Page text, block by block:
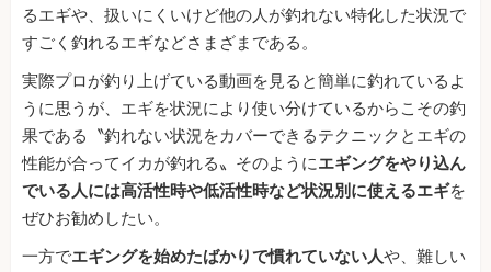
るエギや、扱いにくいけど他の人が釣れない特化した状況で
すごく釣れるエギなどさまざまである。
実際プロが釣り上げている動画を見ると簡単に釣れているよ
うに思うが、エギを状況により使い分けているからこその釣
果である〝釣れない状況をカバーできるテクニックとエギの
性能が合ってイカが釣れる〟そのようにエギングをやり込ん
でいる人には高活性時や低活性時など状況別に使えるエギを
ぜひお勧めしたい。
一方でエギングを始めたばかりで慣れていない人や、難しい